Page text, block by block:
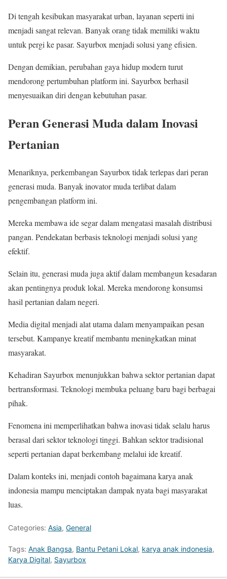
Di tengah kesibukan masyarakat urban, layanan seperti ini
menjadi sangat relevan. Banyak orang tidak memiliki waktu
untuk pergi ke pasar. Sayurbox menjadi solusi yang efisien.
Dengan demikian, perubahan gaya hidup modern turut
mendorong pertumbuhan platform ini. Sayurbox berhasil
menyesuaikan diri dengan kebutuhan pasar.
Peran Generasi Muda dalam Inovasi
Pertanian
Menariknya, perkembangan Sayurbox tidak terlepas dari peran
generasi muda. Banyak inovator muda terlibat dalam
pengembangan platform ini.
Mereka membawa ide segar dalam mengatasi masalah distribusi
pangan. Pendekatan berbasis teknologi menjadi solusi yang
efektif.
Selain itu, generasi muda juga aktif dalam membangun kesadaran
akan pentingnya produk lokal. Mereka mendorong konsumsi
hasil pertanian dalam negeri.
Media digital menjadi alat utama dalam menyampaikan pesan
tersebut. Kampanye kreatif membantu meningkatkan minat
masyarakat.
Kehadiran Sayurbox menunjukkan bahwa sektor pertanian dapat
bertransformasi. Teknologi membuka peluang baru bagi berbagai
pihak.
Fenomena ini memperlihatkan bahwa inovasi tidak selalu harus
berasal dari sektor teknologi tinggi. Bahkan sektor tradisional
seperti pertanian dapat berkembang melalui ide kreatif.
Dalam konteks ini, menjadi contoh bagaimana karya anak
indonesia mampu menciptakan dampak nyata bagi masyarakat
luas.
Categories: Asia, General
Tags: Anak Bangsa, Bantu Petani Lokal, karya anak indonesia,
Karya Digital, Sayurbox